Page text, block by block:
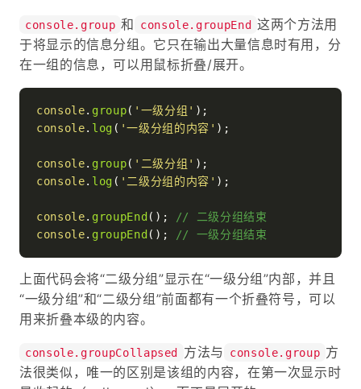
console.group 和 console.groupEnd 这两个方法用
于将显示的信息分组。它只在输出大量信息时有用，分
在一组的信息，可以用鼠标折叠/展开。
console. group( '一级分组'
console. log ( '一级分组的内容' );
console. group( '二级分组'
console. log ( '二级分组的内容' );
console. groupEnd ();
// 二级分组结束
console. groupEnd (); // 一级分组结束
上面代码会将“二级分组”显示在“一级分组”内部，并且
“一级分组”和“二级分组”前面都有一个折叠符号，可以
用来折叠本级的内容。
console.groupCollapsed 方法与 console.group 方
法很类似，唯一的区别是该组的内容，在第一次显示时